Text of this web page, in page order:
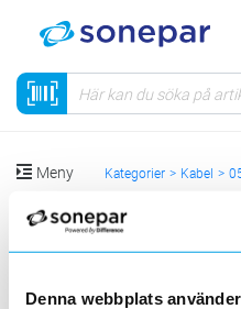
Denna webbplats
Meny Kategorier Kabel
Hiss och traverskabel
Sortera